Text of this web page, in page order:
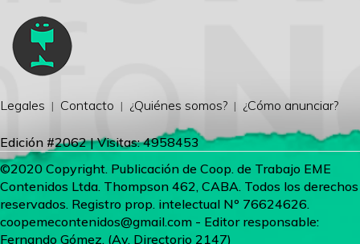
Legales Contacto ¿Quiénes somos? ¿Cómo anunciar?
Edición #2062 | Visitas: 4958453
©2020 Copyright. Publicación de Coop. de Trabajo EME
Contenidos Ltda. Thompson 462, CABA. Todos los derechos
reservados. Registro prop. intelectual Nº 76624626.
coopemecontenidos@gmail.com - Editor responsable:
Fernando Gómez. (Av. Directorio 2147)